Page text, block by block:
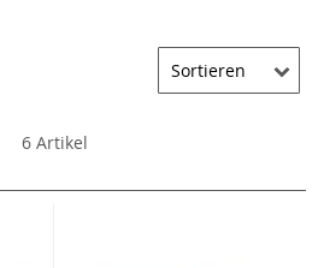
6Artikel